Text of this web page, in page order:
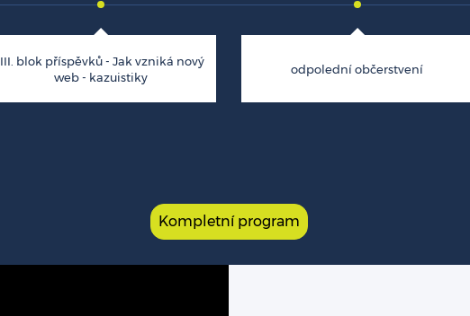
III. blok příspěvků - Jak vzniká nový
web - kazuistiky
odpolední občerstvení
Kompletní program